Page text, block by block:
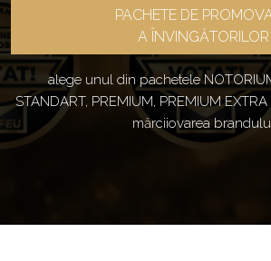
PACHETE DE
A ÎNVINGĂTORILOR
alege unul din pachetele
STANDART, PREMIUM, PREMIUM
mărciiovarea